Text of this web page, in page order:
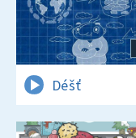
Déšť